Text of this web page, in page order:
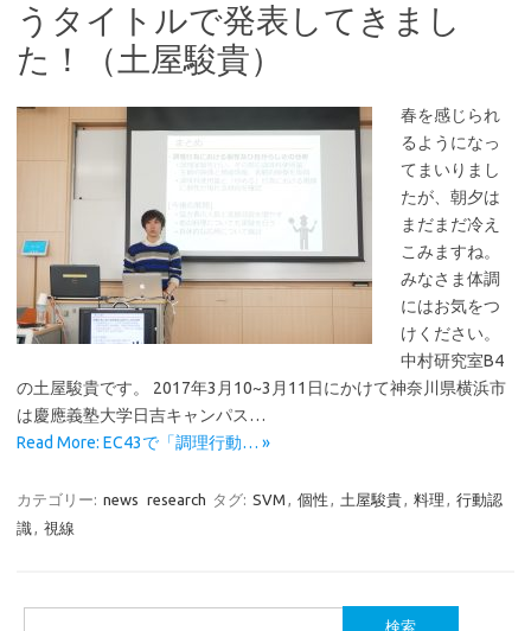
うタイトルで発表してきまし
た！（土屋駿貴）
春を感じられ
るようになっ
てまいりまし
たが、朝夕は
まだまだ冷え
こみますね。
みなさま体調
にはお気をつ
けください。
中村研究室B4
の土屋駿貴です。 2017年3月10~3月11日にかけて神奈川県横浜市
は慶應義塾大学日吉キャンパス…
Read More: EC43で「調理行動… »
カテゴリー: news research タグ: SVM , 個性 , 土屋駿貴, 料理 , 行動認
識, 視線